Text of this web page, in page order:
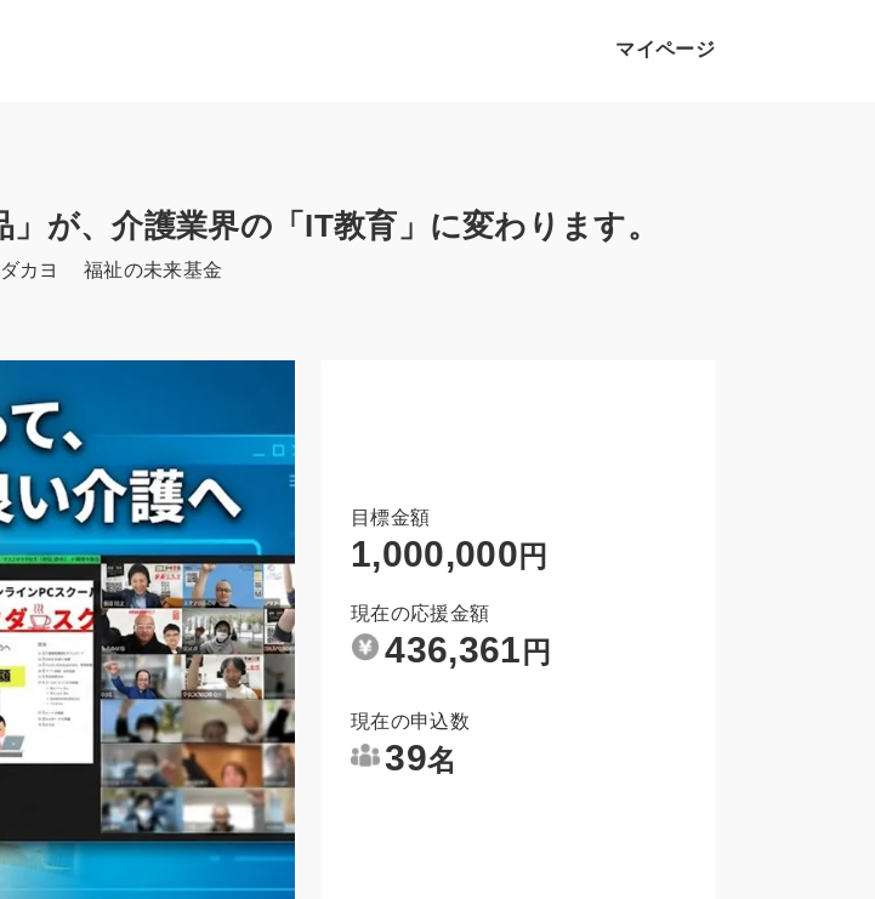
マイページ
が、介護業界の「IT教育」に変わります。
ダカヨ 福祉の未来基金
目標金額
1,000,000 円
現在の応援金額
436,361 円
現在の申込数
39名